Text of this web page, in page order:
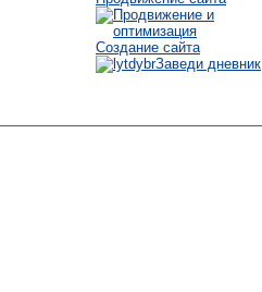
Создание сайта
Заведи дневник